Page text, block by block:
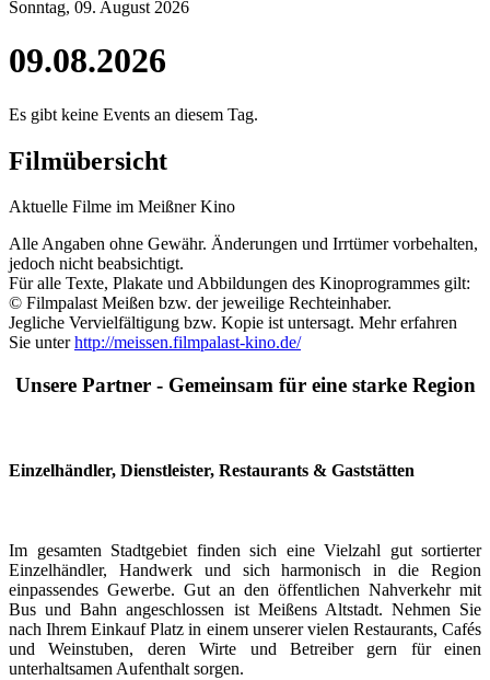
Sonntag, 09. August 2026
09.08.2026
Es gibt keine Events an diesem Tag.
Filmübersicht
Aktuelle Filme im Meißner Kino
Alle Angaben ohne Gewähr. Änderungen und Irrtümer vorbehalten,
jedoch nicht beabsichtigt.
Für alle Texte, Plakate und Abbildungen des Kinoprogrammes gilt:
© Filmpalast Meißen bzw. der jeweilige Rechteinhaber.
Jegliche Vervielfältigung bzw. Kopie ist untersagt. Mehr erfahren
Sie unterhttp://meissen.filmpalast-kino.de/
Unsere Partner - Gemeinsam für eine starke Region
Einzelhändler, Dienstleister, Restaurants & Gaststätten
Im gesamten Stadtgebiet finden sich eine Vielzahl gut sortierter
Einzelhändler, Handwerk und sich harmonisch in die Region
einpassendes Gewerbe. Gut an den öffentlichen Nahverkehr mit
Bus und Bahn angeschlossen ist Meißens Altstadt. Nehmen Sie
nach Ihrem Einkauf Platz in einem unserer vielen Restaurants, Cafés
und Weinstuben, deren Wirte und Betreiber gern für einen
unterhaltsamen Aufenthalt sorgen.